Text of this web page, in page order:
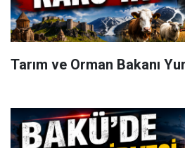
Tarım ve Orman Bakanı